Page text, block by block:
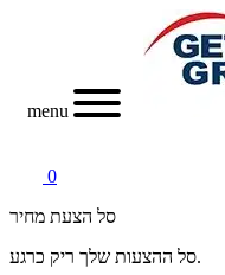
menu
0
סל הצעת מחיר
סל ההצעות שלך ריק כרגע.